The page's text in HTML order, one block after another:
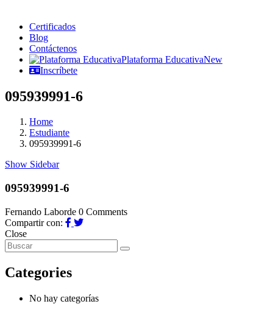
Certificados
Blog
Contáctenos
Plataforma EducativaNew
Inscríbete
095939991-6
Home
Estudiante
095939991-6
Show Sidebar
095939991-6
Fernando Laborde 0 Comments
Compartir con:
Close
Categories
No hay categorías